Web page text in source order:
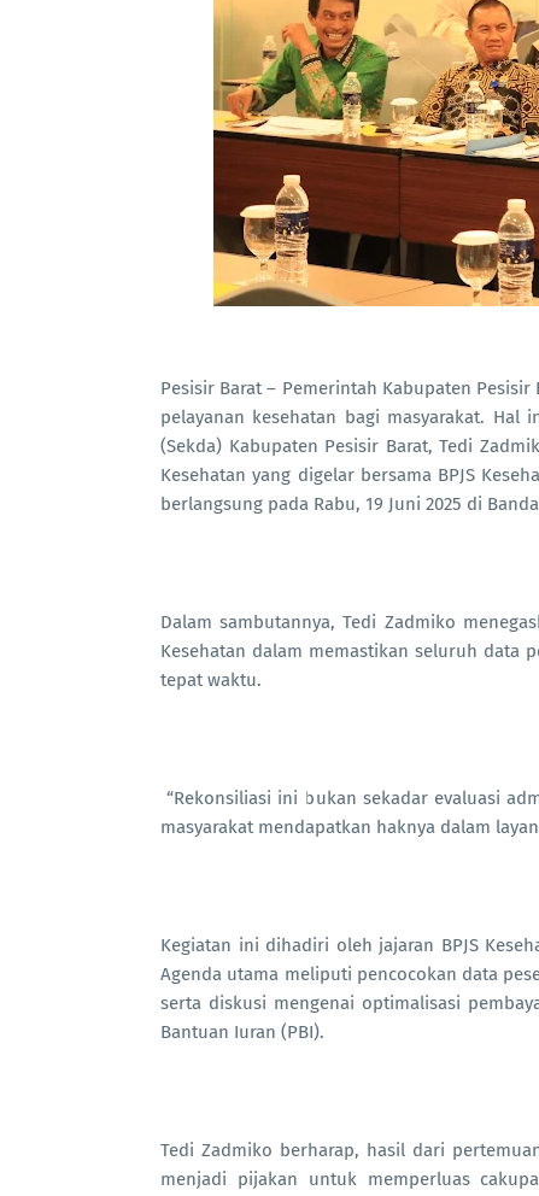
Pesisir Barat – Pemerintah Kabupaten
pelayanan kesehatan bagi masyarakat.
(Sekda) Kabupaten Pesisir Barat, Tedi
Kesehatan yang digelar bersama BPJS
berlangsung pada Rabu, 19 Juni 2025 di
Dalam sambutannya, Tedi Zadmiko
Kesehatan dalam memastikan seluruh data
tepat waktu.
“Rekonsiliasi ini bukan sekadar evaluasi
masyarakat mendapatkan haknya dalam
Kegiatan ini dihadiri oleh jajaran BPJS
Agenda utama meliputi pencocokan data
serta diskusi mengenai optimalisasi
Bantuan Iuran (PBI).
Tedi Zadmiko berharap, hasil dari
menjadi pijakan untuk memperluas